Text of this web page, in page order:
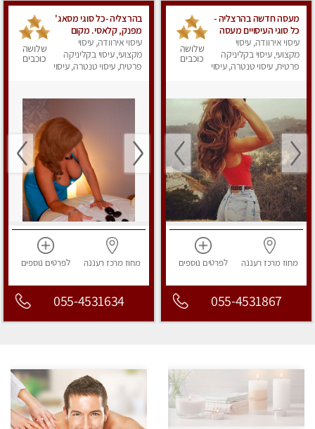
מעסה חדשה בהרצליה -
כל סוגי העיסויים מעסה
מקצועית ואיכותית
פרטי!!!מומלץ לחלוטין!!
אירוח ברמה אחרת
עיסוי אירוודה, עיסוי
מקצועי, עיסוי בקליניקה
פרטית, עיסוי טנטרה, עיסוי
שלושה
כוכבים
מחוז מרכז רעננה לפרטים נוספים
055-4531867
בהרצליה -כל סוגי מסאג'
מפנק, קלאסי. מקום
פרטי
עיסוי אירוודה, עיסוי
מקצועי, עיסוי בקליניקה
פרטית, עיסוי טנטרה, עיסוי
שלושה
כוכבים
מחוז מרכז רעננה לפרטים נוספים
055-4531634